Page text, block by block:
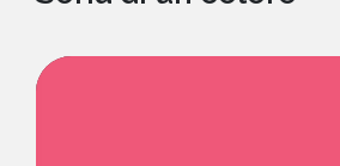
CATALOGO